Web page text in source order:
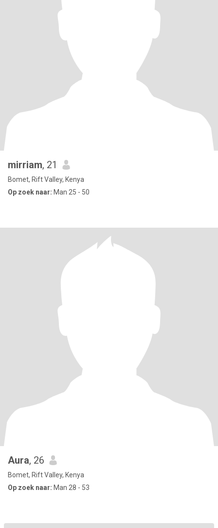
mirriam, 21
Bomet, Rift Valley, Kenya
Op zoek naar: Man 25 - 50
Aura, 26
Bomet, Rift Valley, Kenya
Op zoek naar: Man 28 - 53